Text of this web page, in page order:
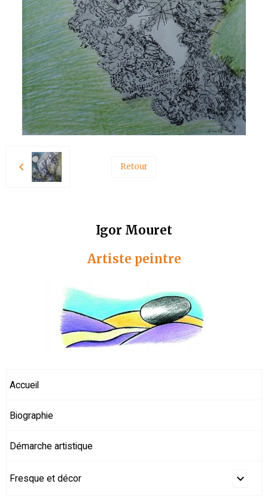
Retour
Igor Mouret
Artiste peintre
Accueil
Biographie
Démarche artistique
Fresque et décor